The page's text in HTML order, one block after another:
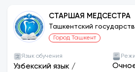
СТАРШАЯ МЕДСЕСТРА
Ташкентский
стоматологический
Город Ташкент
Язык обучения
Узбекский язык /